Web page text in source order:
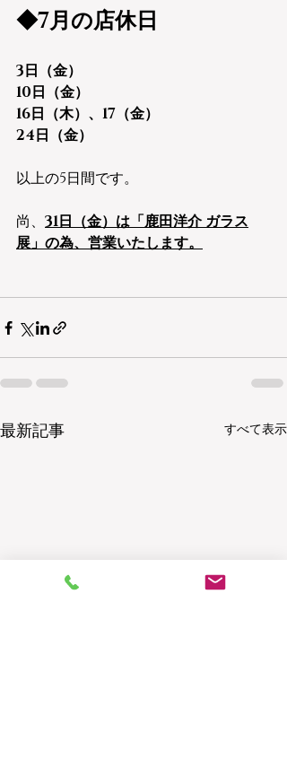
◆7月の店休日
3日（金）
10日（金）
16日（木）、17（金）
24日（金）
以上の5日間です。
尚、 31日（金）は「鹿田洋介 ガラス
展」の為、営業いたします。
最新記事 すべて表示